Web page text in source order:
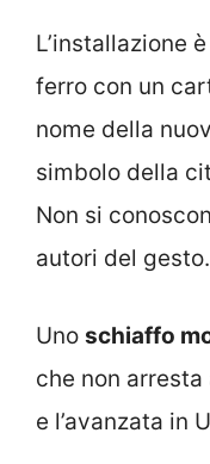
L’installazione
ferro con un
nome della
simbolo della
Non si
autori del gesto.
Uno schiaffo
che non
e l’avanzata in